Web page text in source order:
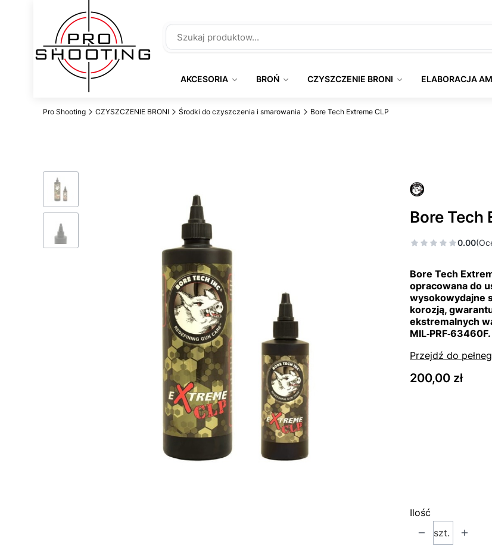
AKCESORIA BROŃ CZYSZCZENIE BRONI ELABORACJA
Pro Shooting CZYSZCZENIE BRONI Środki do czyszczenia i smarowania Bore Tech Extreme CLP
Bore Tech
0.00
Bore Tech
opracowana do
wysokowydajne
korozją,
ekstremalnych
MIL‑PRF‑63460F.
Przejdź do
Cena
200,00 zł
Ilość
szt.